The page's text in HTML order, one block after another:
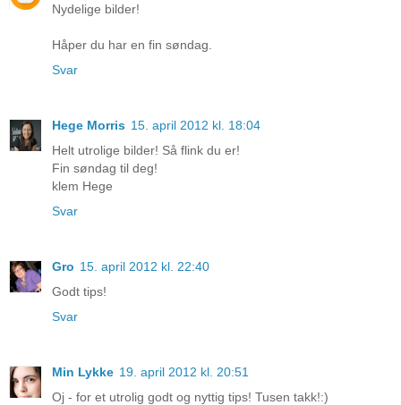
Nydelige bilder!
Håper du har en fin søndag.
Svar
Hege Morris 15. april 2012 kl. 18:04
Helt utrolige bilder! Så flink du er!
Fin søndag til deg!
klem Hege
Svar
Gro 15. april 2012 kl. 22:40
Godt tips!
Svar
Min Lykke 19. april 2012 kl. 20:51
Oj - for et utrolig godt og nyttig tips! Tusen takk!:)